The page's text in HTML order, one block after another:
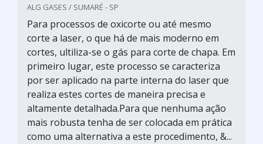
ALG GASES / SUMARÉ - SP
Para processos de oxicorte ou até mesmo
corte a laser, o que há de mais moderno em
cortes, ultiliza-se o gás para corte de chapa. Em
primeiro lugar, este processo se caracteriza
por ser aplicado na parte interna do laser que
realiza estes cortes de maneira precisa e
altamente detalhada.Para que nenhuma ação
mais robusta tenha de ser colocada em prática
como uma alternativa a este procedimento, &...